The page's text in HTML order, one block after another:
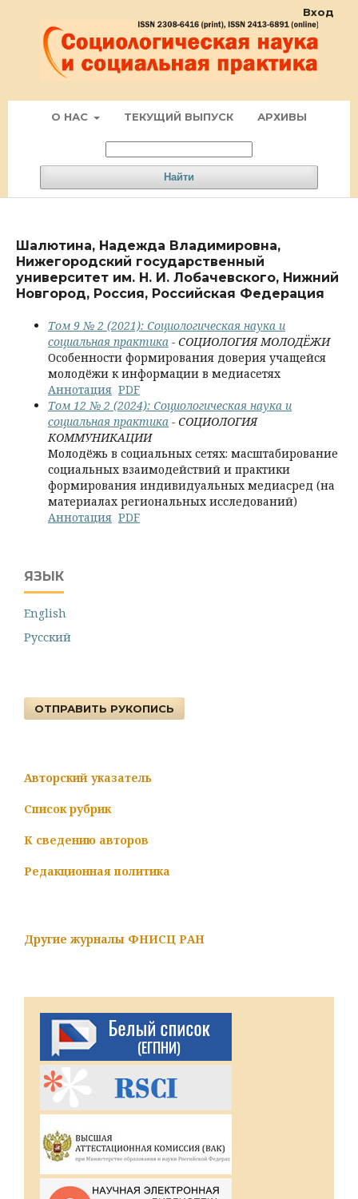
О НАС ТЕКУЩИЙ ВЫПУСК АРХИВЫ
Найти
Вход
Шалютина, Надежда Владимировна,
Нижегородский государственный
университет им. Н. И. Лобачевского, Нижний
Новгород, Россия, Российская Федерация
Том 9 № 2 (2021): Социологическая наука и
социальная практика - СОЦИОЛОГИЯ МОЛОДЁЖИ
Особенности формирования доверия учащейся
молодёжи к информации в медиасетях
Аннотация PDF
Том 12 № 2 (2024): Социологическая наука и
социальная практика - СОЦИОЛОГИЯ
КОММУНИКАЦИИ
Молодёжь в социальных сетях: масштабирование
социальных взаимодействий и практики
формирования индивидуальных медиасред (на
материалах региональных исследований)
Аннотация PDF
ЯЗЫК
English
Русский
ОТПРАВИТЬ РУКОПИСЬ
Авторский указатель
Список рубрик
К сведению авторов
Редакционная политика
Другие журналы ФНИСЦ РАН